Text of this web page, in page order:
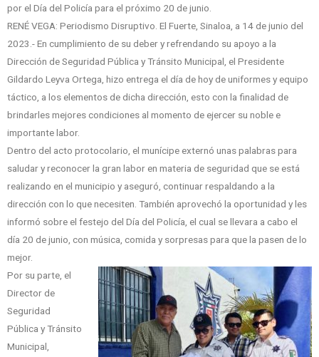
por el Día del Policía para el próximo 20 de junio.
RENÉ VEGA: Periodismo Disruptivo. El Fuerte, Sinaloa, a 14 de junio del
2023.- En cumplimiento de su deber y refrendando su apoyo a la
Dirección de Seguridad Pública y Tránsito Municipal, el Presidente
Gildardo Leyva Ortega, hizo entrega el día de hoy de uniformes y equipo
táctico, a los elementos de dicha dirección, esto con la finalidad de
brindarles mejores condiciones al momento de ejercer su noble e
importante labor.
Dentro del acto protocolario, el munícipe externó unas palabras para
saludar y reconocer la gran labor en materia de seguridad que se está
realizando en el municipio y aseguró, continuar respaldando a la
dirección con lo que necesiten. También aprovechó la oportunidad y les
informó sobre el festejo del Día del Policía, el cual se llevara a cabo el
día 20 de junio, con música, comida y sorpresas para que la pasen de lo
mejor.
Por su parte, el
Director de
Seguridad
Pública y Tránsito
Municipal,